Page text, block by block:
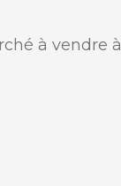
à vendre à